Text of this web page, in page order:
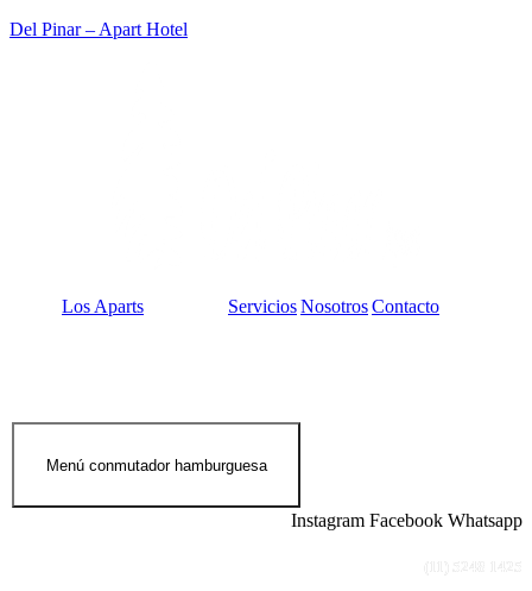
Del Pinar – Apart Hotel
Los Aparts ServiciosNosotrosContacto
Menú conmutador hamburguesa
Instagram Facebook Whatsapp